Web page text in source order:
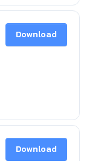
Download
Download